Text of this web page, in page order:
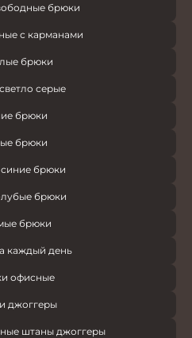
брюки
с карманами
брюки
серые
брюки
брюки
брюки
брюки
брюки
каждый день
офисные
джоггеры
штаны джоггеры